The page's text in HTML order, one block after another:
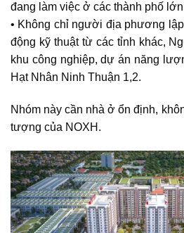
đang làm việc ở các thành phố
• Không chỉ người địa phương
động kỹ thuật từ các tỉnh khác,
khu công nghiệp, dự án năng
Hạt Nhân Ninh Thuận 1,2.
Nhóm này cần nhà ở ổn định,
tượng của NOXH.